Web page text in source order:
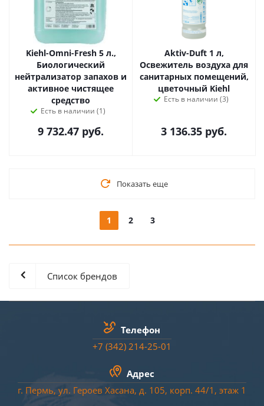
Kiehl-Omni-Fresh 5 л.,
Биологический
нейтрализатор запахов и
активное чистящее
средство
Есть в наличии (1)
9 732.47 руб.
Aktiv-Duft 1 л,
Освежитель воздуха для
санитарных помещений,
цветочный Kiehl
Есть в наличии (3)
3 136.35 руб.
Показать еще
1 2 3
Список брендов
Телефон
+7 (342) 214-25-01
Адрес
г. Пермь, ул. Героев Хасана, д. 105, корп. 44/1 , этаж 1